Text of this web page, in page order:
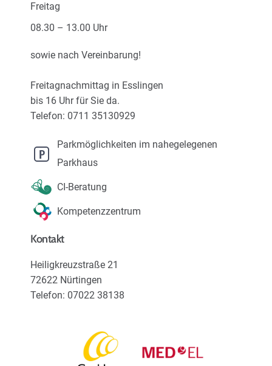
Filialen und Termin
Über uns
Freitag
08.30 – 13.00 Uhr
sowie nach Vereinbarung!
Freitagnachmittag in Esslingen
bis 16 Uhr für Sie da.
Telefon: 0711 35130929
Parkmöglichkeiten im nahegelegenen
Parkhaus
CI-Beratung
Kompetenzzentrum
Kontakt
Heiligkreuzstraße 21
72622 Nürtingen
Telefon: 07022 38138